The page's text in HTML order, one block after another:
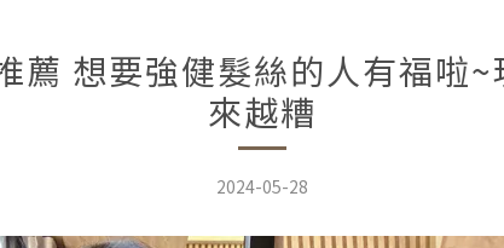
薦 想要強健髮絲的人有福啦
來越糟
2024-05-28